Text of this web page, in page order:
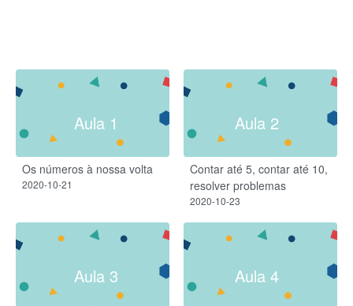
Aula 1
Os números à nossa volta
2020-10-21
Aula 2
Contar até 5, contar até 10,
resolver problemas
2020-10-23
Aula 3 Aula 4